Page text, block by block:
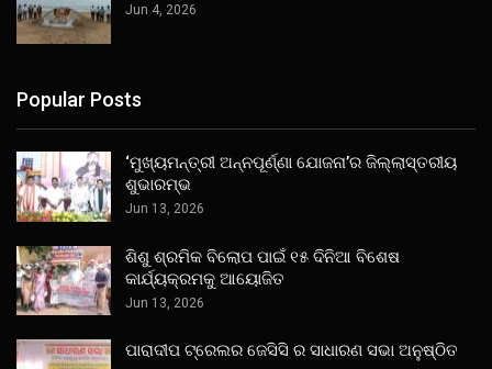
Jun 4, 2026
Popular Posts
‘ମୁଖ୍ୟମନ୍ତ୍ରୀ ଅନ୍ନପୂର୍ଣ୍ଣା ଯୋଜନା’ର ଜିଲ୍ଲାସ୍ତରୀୟ
ଶୁଭାରମ୍ଭ
Jun 13, 2026
ଶିଶୁ ଶ୍ରମିକ ବିଲୋପ ପାଇଁ ୧୫ ଦିନିଆ ବିଶେଷ
କାର୍ଯ୍ୟକ୍ରମକୁ ଆୟୋଜିତ
Jun 13, 2026
ପାରାଦୀପ ଟ୍ରେଲର ଜେସିସି ର ସାଧାରଣ ସଭା ଅନୁଷ୍ଠିତ